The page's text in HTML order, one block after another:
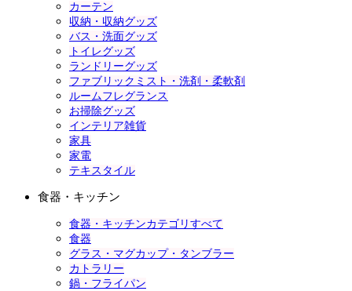
カーテン
収納・収納グッズ
バス・洗面グッズ
トイレグッズ
ランドリーグッズ
ファブリックミスト・洗剤・柔軟剤
ルームフレグランス
お掃除グッズ
インテリア雑貨
家具
家電
テキスタイル
食器・キッチン
食器・キッチンカテゴリすべて
食器
グラス・マグカップ・タンブラー
カトラリー
鍋・フライパン